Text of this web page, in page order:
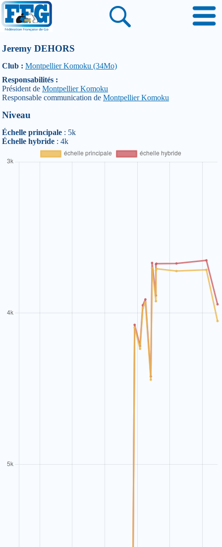
Jeremy DEHORS
Club : Montpellier Komoku (34Mo)
Responsabilités :
Président de Montpellier Komoku
Responsable communication de Montpellier Komoku
Niveau
Échelle principale : 5k
Échelle hybride : 4k